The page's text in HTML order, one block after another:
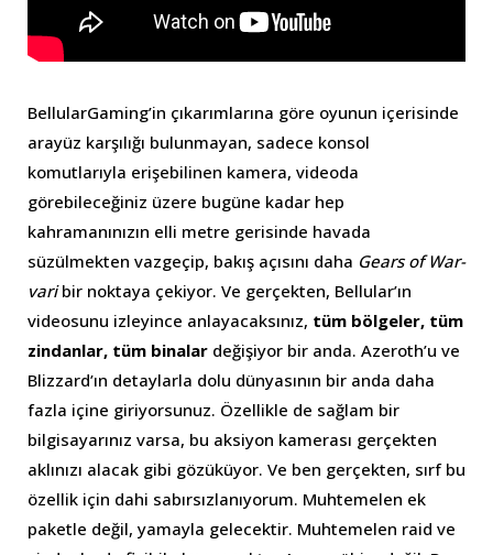
BellularGaming’in çıkarımlarına göre oyunun içerisinde
arayüz karşılığı bulunmayan, sadece konsol
komutlarıyla erişebilinen kamera, videoda
görebileceğiniz üzere bugüne kadar hep
kahramanınızın elli metre gerisinde havada
süzülmekten vazgeçip, bakış açısını daha Gears of War-
varibir noktaya çekiyor. Ve gerçekten, Bellular’ın
videosunu izleyince anlayacaksınız, tüm bölgeler, tüm
zindanlar, tüm binalar değişiyor bir anda. Azeroth’u ve
Blizzard’ın detaylarla dolu dünyasının bir anda daha
fazla içine giriyorsunuz. Özellikle de sağlam bir
bilgisayarınız varsa, bu aksiyon kamerası gerçekten
aklınızı alacak gibi gözüküyor. Ve ben gerçekten, sırf bu
özellik için dahi sabırsızlanıyorum. Muhtemelen ek
paketle değil, yamayla gelecektir. Muhtemelen raid ve